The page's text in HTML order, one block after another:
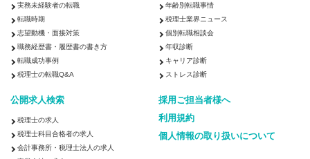
実務未経験者の転職
転職時期
志望動機・面接対策
職務経歴書・履歴書の書き方
転職成功事例
税理士の転職Q&A
年齢別転職事情
税理士業界ニュース
個別転職相談会
年収診断
キャリア診断
ストレス診断
公開求人検索
税理士の求人
税理士科目合格者の求人
会計事務所・税理士法人の求人
採用ご担当者様へ
利用規約
個人情報の取り扱いについて